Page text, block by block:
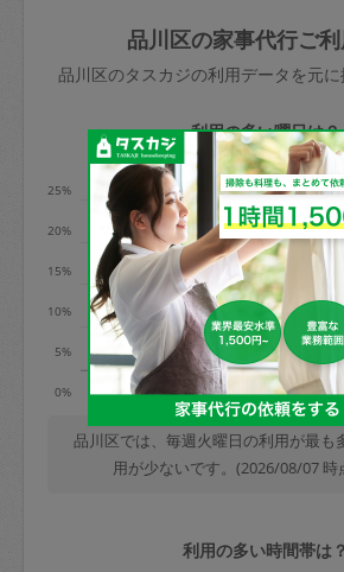
依頼者不在による当日キャ
金額の100%＋交通費全額
※例：依頼日時／土曜日午
合、水曜日午前9時以降は
発生
水曜日9時〜金曜日9時まで
50%
金曜日9時～土曜日8時まで
100%
土曜日8時〜実施時間＝依
＋交通費全額
依頼者不在による当日キャ
金額の100%＋交通費全額
定期契約をキャンセルする
きた場合は損害保険の対象
ご注意ください。
玉、など
あわせてこちらも参照くだ
利用します。注意しなくて
はありますか？
品川区の家事代行ご
品川区のタスカジの利用データを元に
利用の多い曜日は？
0%
5%
10%
15%
20%
25%
水 木 金
品川区では、毎週火曜日の利用が最も
用が少ないです。(2026/08/07 時
利用の多い時間帯は？